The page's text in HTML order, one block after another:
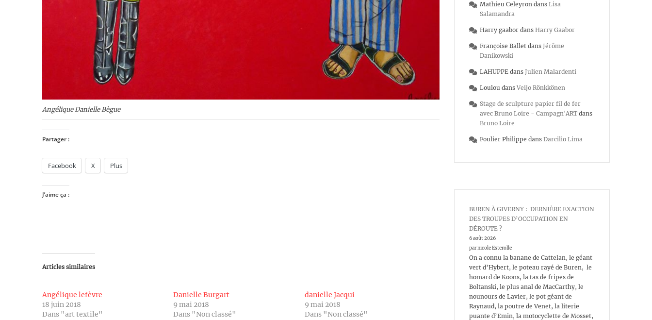
Angélique Danielle Bègue
Partager :
Facebook X Plus
J’aime ça :
Articles similaires
Angélique lefèvre
18 juin 2018
Dans "art textile"
Danielle Burgart
9 mai 2018
Dans "Non classé"
danielle Jacqui
9 mai 2018
Dans "Non classé"
Mathieu Celeyron dans Lisa
Salamandra
Harry gaabor dans Harry Gaabor
Françoise Ballet dans Jérôme
Danikowski
LAHUPPE dans Julien Malardenti
Loulou dans Veijo Rönkkönen
Stage de sculpture papier fil de fer
avec Bruno Loire - Campagn'ART dans
Bruno Loire
Foulier Philippe dans Darcilio Lima
BUREN À GIVERNY : DERNIÈRE EXACTION
DES TROUPES D’OCCUPATION EN
DÉROUTE ?
6 août 2026
par nicole Esterolle
On a connu la banane de Cattelan, le géant
vert d’Hybert, le poteau rayé de Buren, le
homard de Koons, la tas de fripes de
Boltanski, le plus anal de MacCarthy, le
nounours de Lavier, le pot géant de
Raynaud, la poutre de Venet, la literie
puante d’Emin, la motocyclette de Mosset,